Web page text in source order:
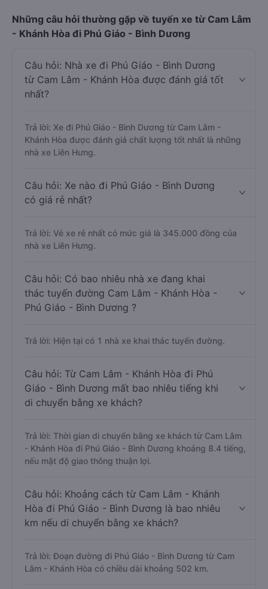
Những câu hỏi thường gặp về tuyến xe từ Cam Lâm
- Khánh Hòa đi Phú Giáo - Bình Dương
Câu hỏi: Nhà xe đi Phú Giáo - Bình Dương
từ Cam Lâm - Khánh Hòa được đánh giá tốt
nhất?
Trả lời: Xe đi Phú Giáo - Bình Dương từ Cam Lâm -
Khánh Hòa được đánh giá chất lượng tốt nhất là những
nhà xe Liên Hưng.
Câu hỏi: Xe nào đi Phú Giáo - Bình Dương
có giá rẻ nhất?
Trả lời: Vé xe rẻ nhất có mức giá là 345.000 đồng của
nhà xe Liên Hưng.
Câu hỏi: Có bao nhiêu nhà xe đang khai
thác tuyến đường Cam Lâm - Khánh Hòa -
Phú Giáo - Bình Dương ?
Trả lời: Hiện tại có 1 nhà xe khai thác tuyến đường.
Câu hỏi: Từ Cam Lâm - Khánh Hòa đi Phú
Giáo - Bình Dương mất bao nhiêu tiếng khi
di chuyển bằng xe khách?
Trả lời: Thời gian di chuyển bằng xe khách từ Cam Lâm
- Khánh Hòa đi Phú Giáo - Bình Dương khoảng 8.4 tiếng,
nếu mật độ giao thông thuận lợi.
Câu hỏi: Khoảng cách từ Cam Lâm - Khánh
Hòa đi Phú Giáo - Bình Dương là bao nhiêu
km nếu di chuyển bằng xe khách?
Trả lời: Đoạn đường đi Phú Giáo - Bình Dương từ Cam
Lâm - Khánh Hòa có chiều dài khoảng 502 km.